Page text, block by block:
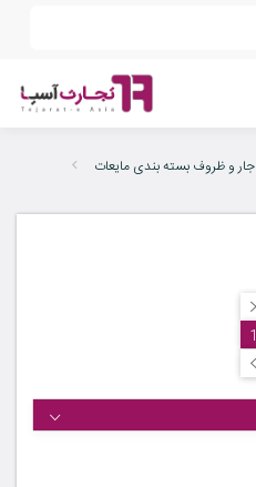
جار و ظروف بسته بندی مایعات
1